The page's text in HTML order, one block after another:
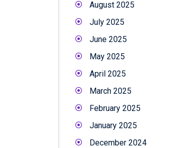
August 2025
July 2025
June 2025
May 2025
April 2025
March 2025
February 2025
January 2025
December 2024